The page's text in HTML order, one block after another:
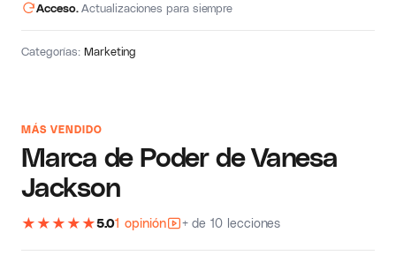
MÁS VENDIDO
Marca de Poder de Vanesa
Jackson
★ ★ ★ ★ ★5.01 opinión + de 10 lecciones
Acceso.Actualizaciones para siempre
Categorías:Marketing